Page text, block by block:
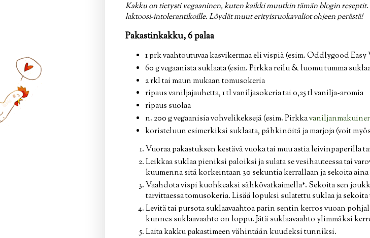
Kakku on tietysti vegaaninen, kuten kaikki muutkin tämän blogin reseptit.
laktoosi-intolerantikoille. Löydät muut erityisruokavaliot ohjeen perästä!
Pakastinkakku, 6 palaa
1 prk vaahtoutuvaa kasvikermaa eli vispiä (esim. Oddlygood
60 g vegaanista suklaata (esim. Pirkka reilu & luomu tumma
2 rkl tai maun mukaan tomusokeria
ripaus vaniljajauhetta, 1 tl vaniljasokeria tai 0,25 tl vanilja-aromia
ripaus suolaa
n. 200 g vegaanisia vohvelikeksejä (esim. Pirkka
koristeluun esimerkiksi suklaata, pähkinöitä ja marjoja (voit
Vuoraa pakastuksen kestävä vuoka tai muu astia leivinpaperilla
Leikkaa suklaa pieniksi paloiksi ja sulata se vesihauteessa tai
kuumenna sitä korkeintaan 30 sekuntia kerrallaan ja sekoita aina
Vaahdota vispi kuohkeaksi sähkövatkaimella*. Sekoita sen
tarvittaessa tomusokeria. Lisää lopuksi sulatettu suklaa ja sekoita
Levitä tai pursota suklaavaahtoa parin sentin kerros vuoan
kunnes suklaavaahto on loppu. Jätä suklaavaahto ylimmäksi
Laita kakku pakastimeen vähintään kuudeksi tunniksi.